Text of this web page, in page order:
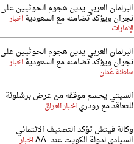
البرلمان العربي يدين هجوم الحوثيين على
نجران ويؤكد تضامنه مع السعوديةاخبار
الإمارات
البرلمان العربي يدين هجوم الحوثيين على
نجران ويؤكد تضامنه مع السعوديةاخبار
سلطنة عُمان
السيتي يحسم موقفه من عرض برشلونة
للتعاقد مع رودرياخبار العراق
وكالة فيتش تؤكد التصنيف الائتماني
السيادي لدولة الكويت عند -AA اخبار